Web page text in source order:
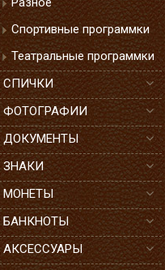
Спортивные программки
Театральные программки
СПИЧКИ
ФОТОГРАФИИ
ДОКУМЕНТЫ
ЗНАКИ
МОНЕТЫ
БАНКНОТЫ
АКСЕССУАРЫ